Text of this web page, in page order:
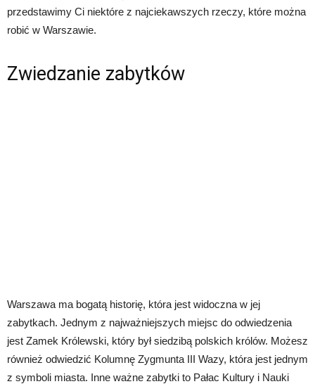
przedstawimy Ci niektóre z najciekawszych rzeczy, które można
robić w Warszawie.
Zwiedzanie zabytków
Warszawa ma bogatą historię, która jest widoczna w jej
zabytkach. Jednym z najważniejszych miejsc do odwiedzenia
jest Zamek Królewski, który był siedzibą polskich królów. Możesz
również odwiedzić Kolumnę Zygmunta III Wazy, która jest jednym
z symboli miasta. Inne ważne zabytki to Pałac Kultury i Nauki